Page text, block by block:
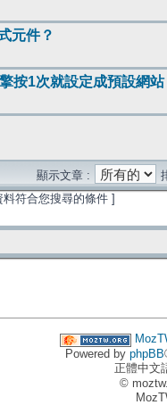
元件？
按1次就設定成預設網站
顯示文章 :
符合您搜尋的條件 ]
Powered by phpBB
正體中文
©